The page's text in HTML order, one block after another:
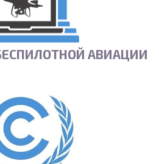
АВИАЦИИ